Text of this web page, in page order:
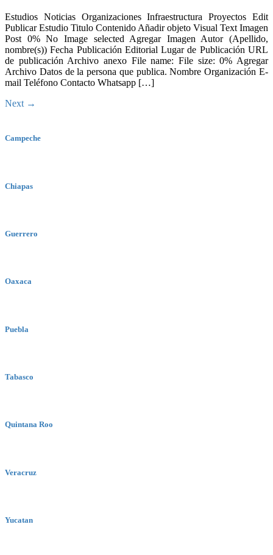
Estudios Noticias Organizaciones Infraestructura Proyectos Edit
Publicar Estudio Titulo Contenido Añadir objeto Visual Text Imagen
Post 0% No Image selected Agregar Imagen Autor (Apellido,
nombre(s)) Fecha Publicación Editorial Lugar de Publicación URL
de publicación Archivo anexo File name: File size: 0% Agregar
Archivo Datos de la persona que publica. Nombre Organización E-
mail Teléfono Contacto Whatsapp […]
Next →
Campeche
Chiapas
Guerrero
Oaxaca
Puebla
Tabasco
Quintana Roo
Veracruz
Yucatan